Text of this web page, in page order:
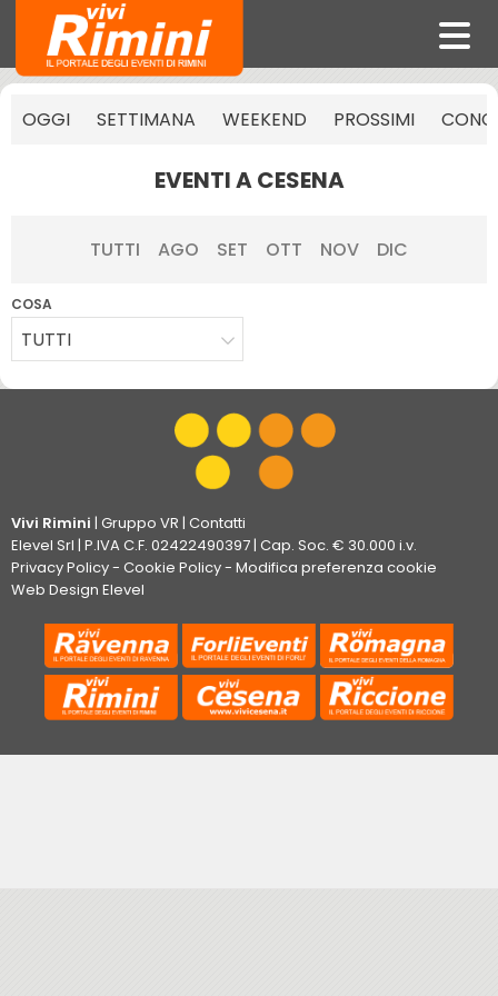
OGGI SETTIMANA WEEKEND PROSSIMI
EVENTI A CESENA
TUTTI AGO SET OTT NOV DIC
COSA
TUTTI
Vivi Rimini | Gruppo VR | Contatti
Elevel Srl | P.IVA C.F. 02422490397 | Cap. Soc. € 30.000 i.v.
Privacy Policy- Cookie Policy- Modifica preferenza cookie
Web Design Elevel